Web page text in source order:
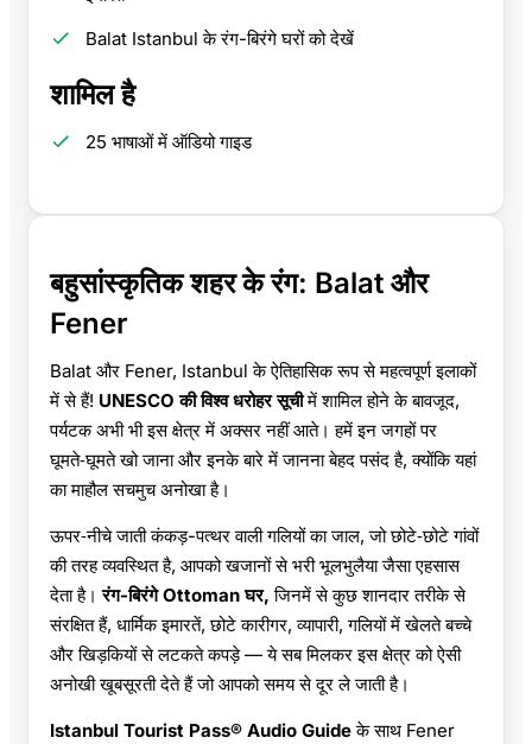
Balat Istanbul के रंग-बिरंगे घरों को देखें
शामिल है
25 भाषाओं में ऑडियो गाइड
बहुसांस्कृतिक शहर के रंग: Balat और
Fener
Balat और Fener, Istanbul के ऐतिहासिक रूप से महत्वपूर्ण इलाकों
में से हैं! UNESCO की विश्व धरोहर सूचीमें शामिल होने के बावजूद,
पर्यटक अभी भी इस क्षेत्र में अक्सर नहीं आते। हमें इन जगहों पर
घूमते‑घूमते खो जाना और इनके बारे में जानना बेहद पसंद है, क्योंकि यहां
का माहौल सचमुच अनोखा है।
ऊपर‑नीचे जाती कंकड़-पत्थर वाली गलियों का जाल, जो छोटे‑छोटे गांवों
की तरह व्यवस्थित है, आपको खजानों से भरी भूलभुलैया जैसा एहसास
देता है।रंग-बिरंगे Ottoman घर, जिनमें से कुछ शानदार तरीके से
संरक्षित हैं, धार्मिक इमारतें, छोटे कारीगर, व्यापारी, गलियों में खेलते बच्चे
और खिड़कियों से लटकते कपड़े — ये सब मिलकर इस क्षेत्र को ऐसी
अनोखी खूबसूरती देते हैं जो आपको समय से दूर ले जाती है।
Istanbul Tourist Pass® Audio Guideके साथ Fener